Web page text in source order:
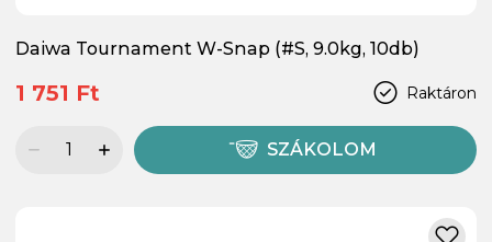
Daiwa Tournament W-Snap (#S, 9.0kg, 10db)
Raktáron
1 751 Ft
SZÁKOLOM